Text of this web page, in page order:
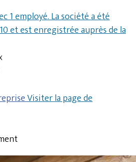
1 employé. La société a été
et est enregistrée auprès de la
Visiter la page de